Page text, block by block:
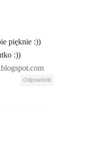
pięknie :))
:))
Odpowiedz